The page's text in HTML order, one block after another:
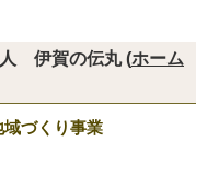
伊賀の伝丸 (ホーム
づくり事業